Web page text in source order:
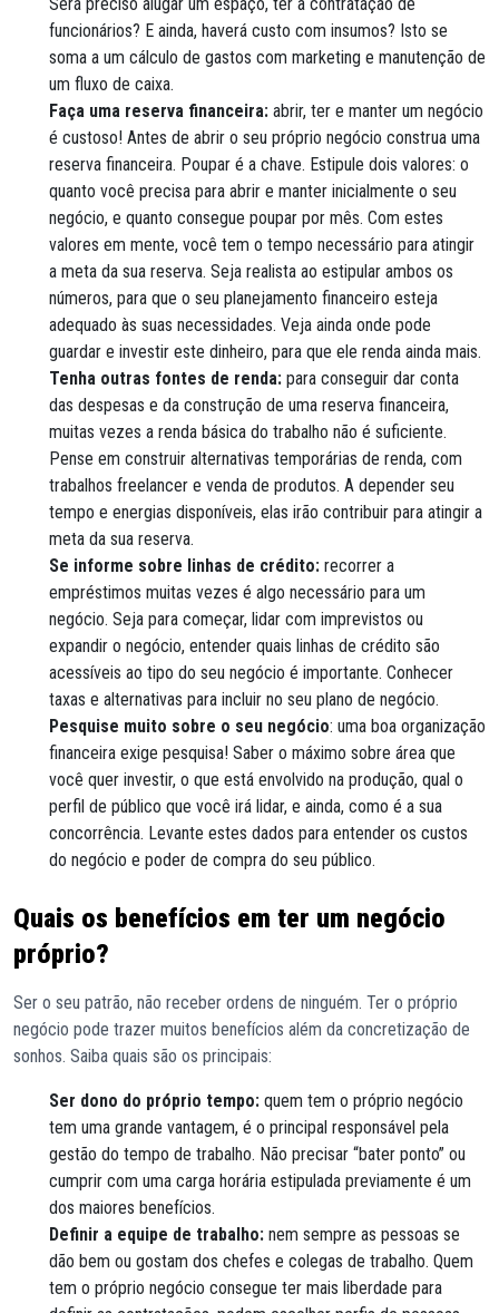
funcionários? E ainda, haverá custo com insumos? Isto se
soma a um cálculo de gastos com marketing e manutenção de
um fluxo de caixa.
Faça uma reserva financeira: abrir, ter e manter um negócio
é custoso! Antes de abrir o seu próprio negócio construa uma
reserva financeira. Poupar é a chave. Estipule dois valores: o
quanto você precisa para abrir e manter inicialmente o seu
negócio, e quanto consegue poupar por mês. Com estes
valores em mente, você tem o tempo necessário para atingir
a meta da sua reserva. Seja realista ao estipular ambos os
números, para que o seu planejamento financeiro esteja
adequado às suas necessidades. Veja ainda onde pode
guardar e investir este dinheiro, para que ele renda ainda mais.
Tenha outras fontes de renda: para conseguir dar conta
das despesas e da construção de uma reserva financeira,
muitas vezes a renda básica do trabalho não é suficiente.
Pense em construir alternativas temporárias de renda, com
trabalhos freelancer e venda de produtos. A depender seu
tempo e energias disponíveis, elas irão contribuir para atingir a
meta da sua reserva.
Se informe sobre linhas de crédito: recorrer a
empréstimos muitas vezes é algo necessário para um
negócio. Seja para começar, lidar com imprevistos ou
expandir o negócio, entender quais linhas de crédito são
acessíveis ao tipo do seu negócio é importante. Conhecer
taxas e alternativas para incluir no seu plano de negócio.
Pesquise muito sobre o seu negócio: uma boa organização
financeira exige pesquisa! Saber o máximo sobre área que
você quer investir, o que está envolvido na produção, qual o
perfil de público que você irá lidar, e ainda, como é a sua
concorrência. Levante estes dados para entender os custos
do negócio e poder de compra do seu público.
Quais os benefícios em ter um negócio
próprio?
Ser o seu patrão, não receber ordens de ninguém. Ter o próprio
negócio pode trazer muitos benefícios além da concretização de
sonhos. Saiba quais são os principais:
Ser dono do próprio tempo: quem tem o próprio negócio
tem uma grande vantagem, é o principal responsável pela
gestão do tempo de trabalho. Não precisar “bater ponto” ou
cumprir com uma carga horária estipulada previamente é um
dos maiores benefícios.
Definir a equipe de trabalho: nem sempre as pessoas se
dão bem ou gostam dos chefes e colegas de trabalho. Quem
tem o próprio negócio consegue ter mais liberdade para